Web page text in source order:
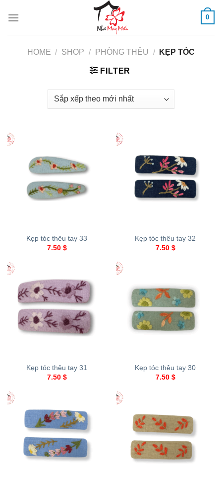
0
HOME / SHOP / PHÒNG THÊU / KẸP TÓC
FILTER
Kẹp tóc thêu tay 33
7.50 $
Kẹp tóc thêu tay 32
7.50 $
Kẹp tóc thêu tay 31
7.50 $
Kẹp tóc thêu tay 30
7.50 $